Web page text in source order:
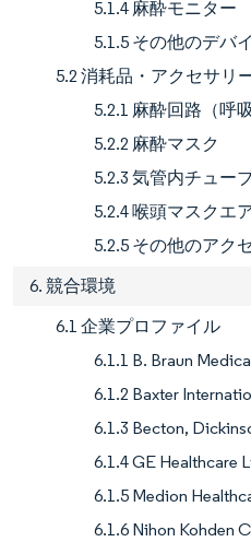
5.1.4 麻酔モニター
5.1.5 その他のデバ
5.2 消耗品・アクセサリ
5.2.1 麻酔回路（呼
5.2.2 麻酔マスク
5.2.3 気管内チュー
5.2.4 喉頭マスクエ
5.2.5 その他のアク
6. 競合環境
6.1 企業プロファイル
6.1.1 B. Braun
6.1.2 Baxter
6.1.3 Becton,
6.1.4 GE Healthcare
6.1.5 Medion
6.1.6 Nihon Kohden